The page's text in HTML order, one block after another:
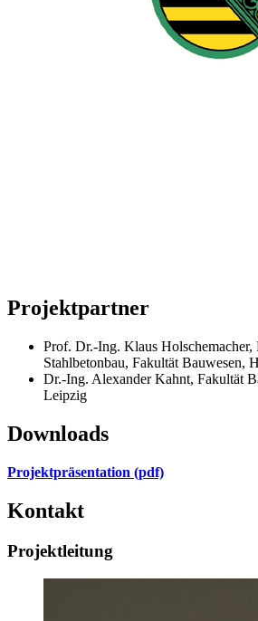
Projektpartner
Prof. Dr.-Ing. Klaus Holschemacher,
Stahlbetonbau, Fakultät Bauwesen,
Dr.-Ing. Alexander Kahnt, Fakultät
Leipzig
Downloads
Projektpräsentation (pdf)
Kontakt
Projektleitung